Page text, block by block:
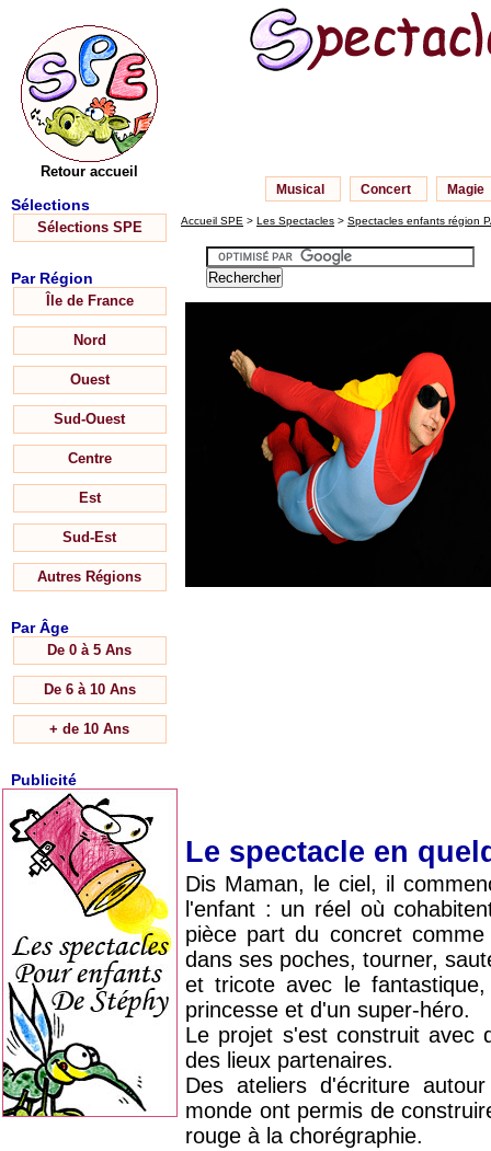
Retour accueil
Sélections
Sélections SPE
Par Région
Île de France
Nord
Ouest
Sud-Ouest
Centre
Est
Sud-Est
Autres Régions
Par Âge
De 0 à 5 Ans
De 6 à 10 Ans
+ de 10 Ans
Publicité
Musical Concert Magie
Accueil SPE > Les Spectacles > Spectacles enfants région
Le spectacle en
Dis Maman, le ciel, il
l'enfant : un réel où
pièce part du concret
dans ses poches, tourner,
et tricote avec le
princesse et d'un super-héro.
Le projet s'est construit avec
des lieux partenaires.
Des ateliers d'écriture
monde ont permis de
rouge à la chorégraphie.